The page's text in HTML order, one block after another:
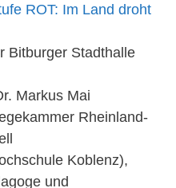
ROT: Im Land droht
Bitburger Stadthalle
Markus Mai
Rheinland-
Koblenz),
und